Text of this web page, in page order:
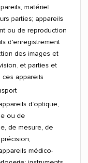
matériel
parties; appareils
ou de reproduction
d'enregistrement
des images et
et parties et
ces appareils
d'optique,
ou de
de mesure, de
médico-